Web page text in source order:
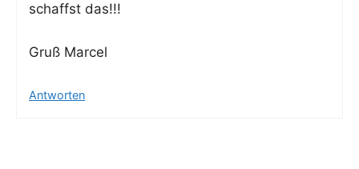
schaffst das!!!
Gruß Mar­cel
Antworten